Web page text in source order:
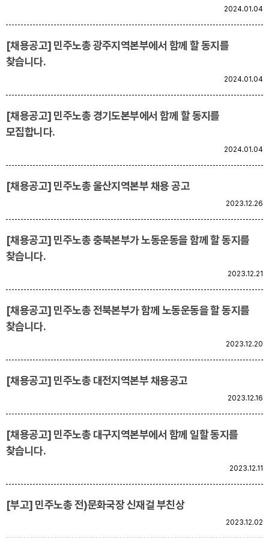
2024.01.04
[채용공고] 민주노총 광주지역본부에서 함께 할 동지를
찾습니다.
2024.01.04
[채용공고] 민주노총 경기도본부에서 함께 할 동지를
모집합니다.
2024.01.04
[채용공고] 민주노총 울산지역본부 채용 공고
2023.12.26
[채용공고] 민주노총 충북본부가 노동운동을 함께 할 동지를
찾습니다.
2023.12.21
[채용공고] 민주노총 전북본부가 함께 노동운동을 할 동지를
찾습니다.
2023.12.20
[채용공고] 민주노총 대전지역본부 채용공고
2023.12.16
[채용공고] 민주노총 대구지역본부에서 함께 일할 동지를
찾습니다.
2023.12.11
[부고] 민주노총 전)문화국장 신재걸 부친상
2023.12.02